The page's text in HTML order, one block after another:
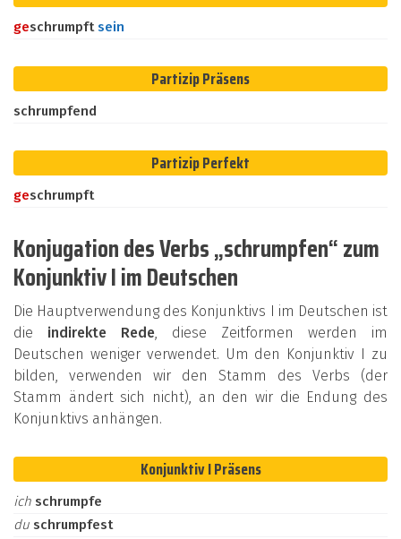
geschrumpftsein
Partizip Präsens
schrumpfend
Partizip Perfekt
geschrumpft
Konjugation des Verbs „schrumpfen“ zum
Konjunktiv I im Deutschen
Die Hauptverwendung des Konjunktivs I im Deutschen ist
die indirekte Rede, diese Zeitformen werden im
Deutschen weniger verwendet. Um den Konjunktiv I zu
bilden, verwenden wir den Stamm des Verbs (der
Stamm ändert sich nicht), an den wir die Endung des
Konjunktivs anhängen.
Konjunktiv I Präsens
ich schrumpfe
du schrumpfest